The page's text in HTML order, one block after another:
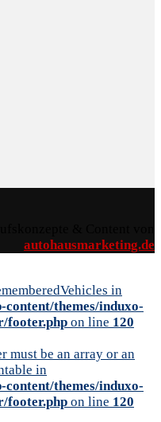
autohausmarketing.de
in
content/themes/induxo-
footer.php on line 120
must be an array or an
in
content/themes/induxo-
footer.php on line 120